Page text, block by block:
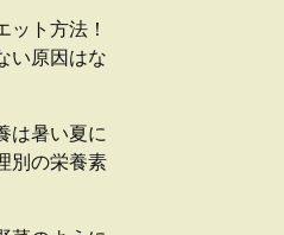
ット方法！
い原因はな
は暑い夏に
別の栄養素